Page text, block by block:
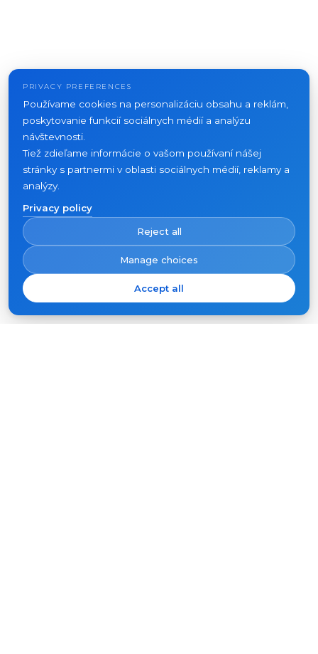
PRIVACY PREFERENCES
Používame cookies na personalizáciu obsahu a reklám,
poskytovanie funkcií sociálnych médií a analýzu
návštevnosti.
Tiež zdieľame informácie o vašom používaní nášej
stránky s partnermi v oblasti sociálnych médií, reklamy a
analýzy.
Privacy policy
Reject all
Manage choices
Accept all